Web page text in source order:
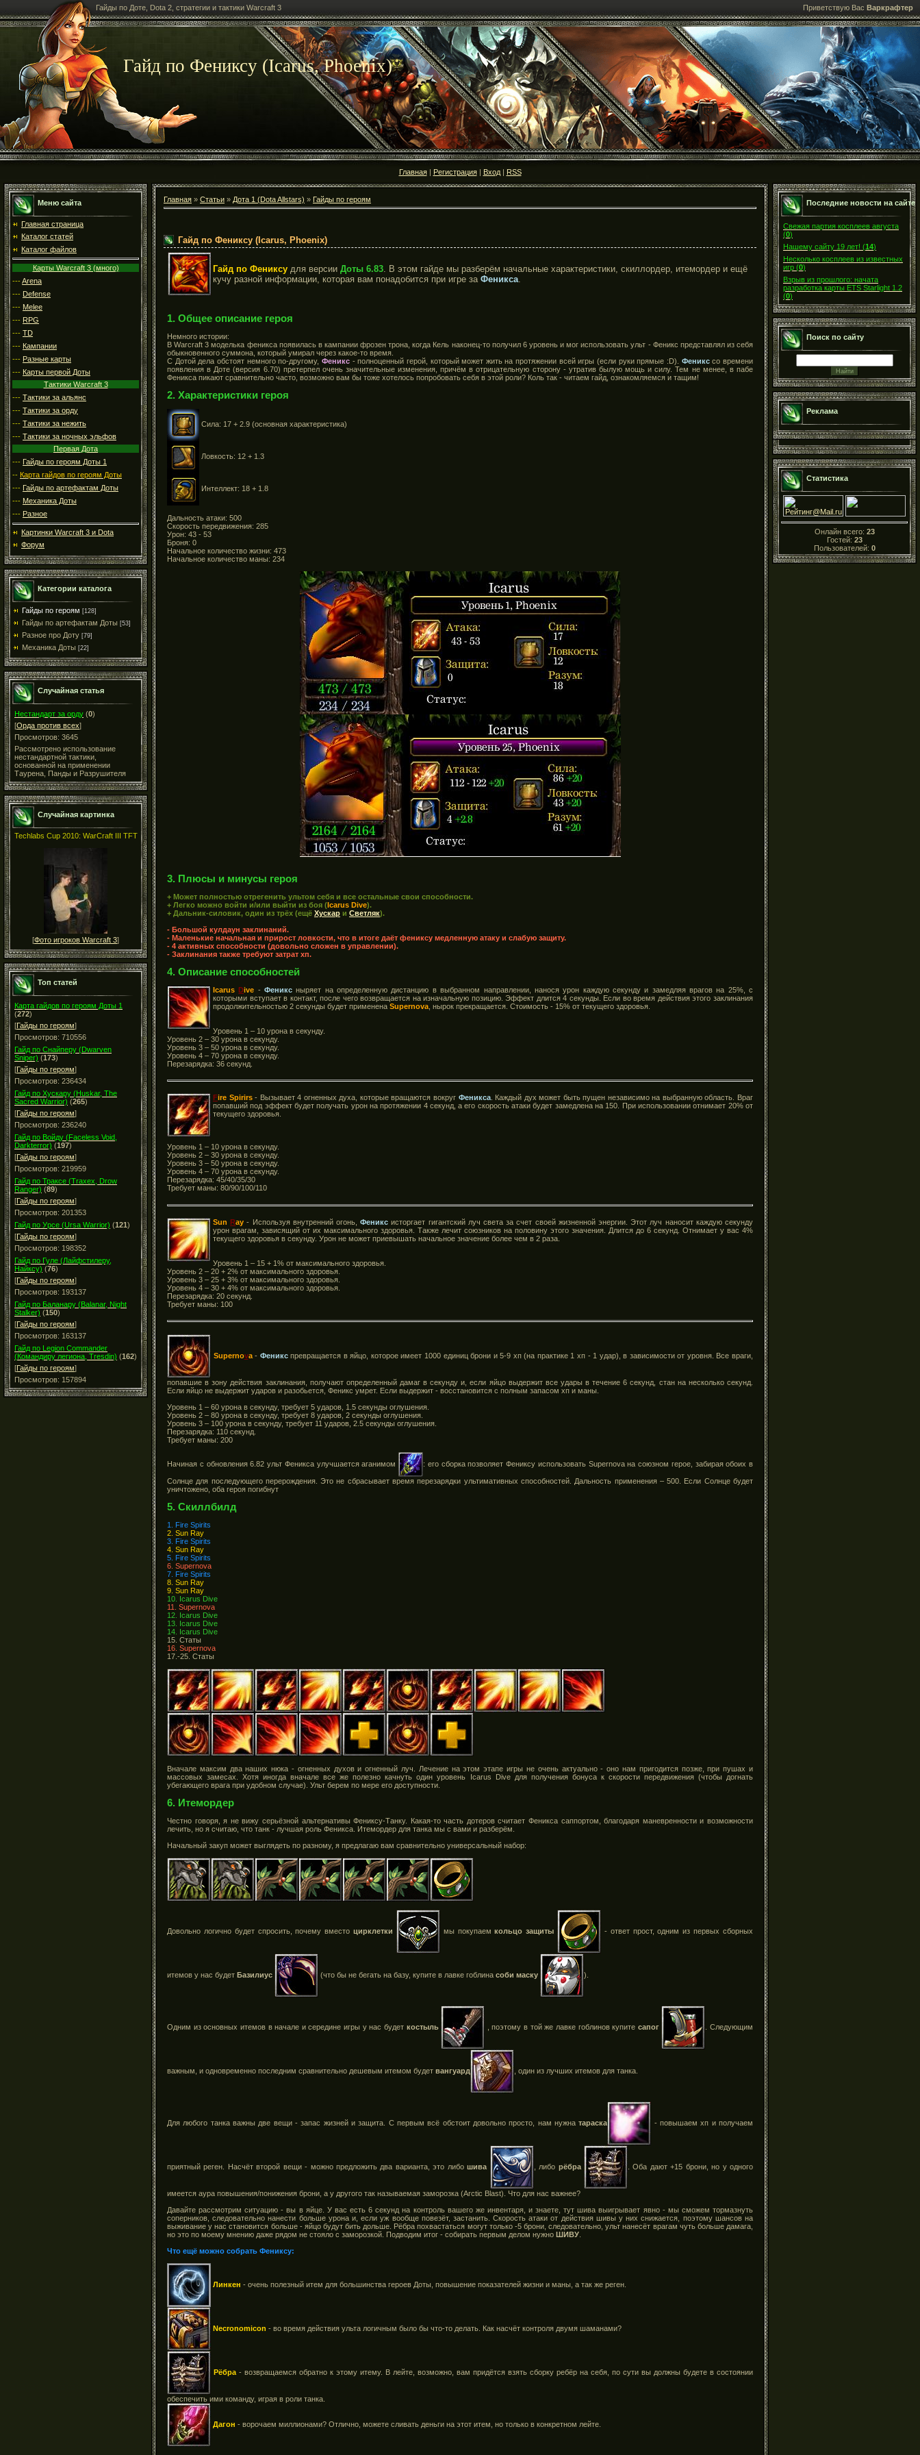
Гайды по Доте, Dota 2, стратегии и тактики Warcraft 3 Приветствую Вас Варкрафтер
Гайд по Фениксу (Icarus, Phoenix)
Главная| Регистрация| Вход| RSS
Меню сайта
Главная страница
Каталог статей
Каталог файлов
Карты Warcraft 3 (много)
---Arena
--- Defense
--- Melee
--- RPG
--- TD
--- Кампании
--- Разные карты
--- Карты первой Доты
Тактики Warcraft 3
--- Тактики за альянс
--- Тактики за орду
--- Тактики за нежить
--- Тактики за ночных эльфов
Первая Дота
--- Гайды по героям Доты 1
-- Карта гайдов по героям Доты
--- Гайды по артефактам Доты
--- Механика Доты
--- Разное
Картинки Warcraft 3 и Dota
Форум
Категории каталога
Гайды по героям [128]
Гайды по артефактам Доты [53]
Разное про Доту [79]
Механика Доты [22]
Случайная статья
Нестандарт за орду (0)
[Орда против всех]
Просмотров: 3645
Рассмотрено использование
нестандартной тактики,
основанной на применении
Таурена, Панды и Разрушителя
Случайная картинка
Techlabs Cup 2010: WarCraft III TFT
[Фото игроков Warcraft 3]
Топ статей
Карта гайдов по героям Доты 1
(272)
[Гайды по героям]
Просмотров: 710556
Гайд по Снайперу (Dwarven
Sniper) (173)
[Гайды по героям]
Просмотров: 236434
Гайд по Хускару (Huskar, The
Sacred Warrior) (265)
[Гайды по героям]
Просмотров: 236240
Гайд по Войду (Faceless Void,
Darkterror) (197)
[Гайды по героям]
Просмотров: 219959
Гайд по Траксе (Traxex, Drow
Ranger) (89)
[Гайды по героям]
Просмотров: 201353
Гайд по Урсе (Ursa Warrior) (121)
[Гайды по героям]
Просмотров: 198352
Гайд по Гуле (Лайфстилеру,
Найксу) (76)
[Гайды по героям]
Просмотров: 193137
Гайд по Баланару (Balanar, Night
Stalker) (150)
[Гайды по героям]
Просмотров: 163137
Гайд по Legion Commander
(Командиру легиона, Tresdin) (162)
[Гайды по героям]
Просмотров: 157894
Главная » Статьи » Дота 1 (Dota Allstars) » Гайды по героям
Гайд по Фениксу (Icarus, Phoenix)
Гайд по Фениксу для версии Доты 6.83 . В этом гайде мы разберём начальные характеристики, скиллордер, итемордер и ещё
кучу разной информации, которая вам понадобится при игре за Феникса
1. Общее описание героя
Немного истории:
В Warcraft 3 моделька феникса появилась в кампании фрозен трона, когда Кель наконец-то получил 6 уровень и мог использовать ульт - Феникс представлял из себя
обыкновенного суммона, который умирал через какое-то время.
С Дотой дела обстоят немного по-другому, Феникс- полноценный герой, который может жить на протяжении всей игры (если руки прямые :D). Феникссо времени
появления в Доте (версия 6.70) претерпел очень значительные изменения, причём в отрицательную сторону - утратив былую мощь и силу. Тем не менее, в пабе
Феникса пикают сравнительно часто, возможно вам бы тоже хотелось попробовать себя в этой роли? Коль так - читаем гайд, ознакомляемся и тащим!
2. Характеристики героя
Сила: 17 + 2.9 (основная характеристика)
Ловкость: 12 + 1.3
Интеллект: 18 + 1.8
Дальность атаки: 500
Скорость передвижения: 285
Урон: 43 - 53
Броня: 0
Начальное количество жизни: 473
Начальное количество маны: 234
3. Плюсы и минусы героя
+ Может полностью отрегенить ультом себя и все остальные свои способности.
+ Легко можно войти и/или выйти из боя (Icarus Dive).
+ Дальник-силовик, один из трёх (ещё Хускар и Светляк).
- Большой кулдаун заклинаний.
- Маленькие начальная и прирост ловкости, что в итоге даёт фениксу медленную атаку и слабую защиту.
- 4 активных способности (довольно сложен в управлении).
- Заклинания также требуют затрат хп.
4. Описание способностей
IcarusDive -Феникс ныряет на определенную дистанцию в выбранном направлении, нанося урон каждую секунду и замедляя врагов на 25%, с
которыми вступает в контакт, после чего возвращается на изначальную позицию. Эффект длится 4 секунды. Если во время действия этого заклинания
продолжительностью 2 секунды будет применена Supernova , нырок прекращается. Стоимость - 15% от текущего здоровья.
Уровень 1 – 10 урона в секунду.
Уровень 2 – 30 урона в секунду.
Уровень 3 – 50 урона в секунду.
Уровень 4 – 70 урона в секунду.
Перезарядка: 36 секунд.
Fire Spirirs- Вызывает 4 огненных духа, которые вращаются вокруг Феникса. Каждый дух может быть пущен независимо на выбранную область. Враг
попавший под эффект будет получать урон на протяжении 4 секунд, а его скорость атаки будет замедлена на 150. При использовании отнимает 20% от
текущего здоровья.
Уровень 1 – 10 урона в секунду.
Уровень 2 – 30 урона в секунду.
Уровень 3 – 50 урона в секунду.
Уровень 4 – 70 урона в секунду.
Перезарядка: 45/40/35/30
Требует маны: 80/90/100/110
SunRay - Используя внутренний огонь,Феникс исторгает гигантский луч света за счет своей жизненной энергии. Этот луч наносит каждую секунду
урон врагам, зависящий от их максимального здоровья. Также лечит союзников на половину этого значения. Длится до 6 секунд. Отнимает у вас 4%
текущего здоровья в секунду. Урон не может приевышать начальное значение более чем в 2 раза.
Уровень 1 – 15 + 1% от максимального здоровья.
Уровень 2 – 20 + 2% от максимального здоровья.
Уровень 3 – 25 + 3% от максимального здоровья.
Уровень 4 – 30 + 4% от максимального здоровья.
Перезарядка: 20 секунд.
Требует маны: 100
Supernova- Феникспревращается в яйцо, которое имеет 1000 единиц брони и 5-9 хп (на практике 1 хп - 1 удар), в зависимости от уровня. Все враги,
попавшие в зону действия заклинания, получают определенный дамаг в секунду и, если яйцо выдержит все удары в течение 6 секунд, стан на несколько секунд.
Если яйцо не выдержит ударов и разобьется, Феникс умрет. Если выдержит - восстановится с полным запасом хп и маны.
Уровень 1 – 60 урона в секунду, требует 5 ударов, 1.5 секунды оглушения.
Уровень 2 – 80 урона в секунду, требует 8 ударов, 2 секунды оглушения.
Уровень 3 – 100 урона в секунду, требует 11 ударов, 2.5 секунды оглушения.
Перезарядка: 110 секунд.
Требует маны: 200
Начиная с обновления 6.82 ульт Феникса улучшается аганимом : его сборка позволяет Фениксу использовать Supernovaна союзном герое, забирая обоих в
Солнце для последующего перерождения. Это не сбрасывает время перезарядки ультимативных способностей. Дальность применения – 500. Если Солнце будет
уничтожено, оба героя погибнут
5. Скиллбилд
1. Fire Spirits
2. Sun Ray
3. Fire Spirits
4. Sun Ray
5. Fire Spirits
6. Supernova
7. Fire Spirits
8. Sun Ray
9. Sun Ray
10. Icarus Dive
11. Supernova
12. Icarus Dive
13. Icarus Dive
14. Icarus Dive
15. Статы
16. Supernova
17.-25. Статы
Вначале максим два наших нюка - огненных духов и огненный луч. Лечение на этом этапе игры не очень актуально - оно нам пригодится позже, при пушах и
массовых замесах. Хотя иногда вначале все же полезно качнуть один уровень Icarus Dive для получения бонуса к скорости передвижения (чтобы догнать
убегающего врага при удобном случае). Ульт берем по мере его доступности.
6. Итемордер
Честно говоря, я не вижу серьёзной альтернативы Фениксу-Танку. Какая-то часть дотеров считает Феникса саппортом, благодаря маневренности и возможности
лечить, но я считаю, что танк - лучшая роль Феникса. Итемордер для танка мы с вами и разберём.
Начальный закуп может выглядеть по разному, я предлагаю вам сравнительно универсальный набор:
Довольно логично будет спросить, почему вместоцирклетки мы покупаемкольцо защиты - ответ прост, одним из первых сборных
итемов у нас будет Базилиус (что бы не бегать на базу, купите в лавке гоблина соби маску ).
Одним из основных итемов в начале и середине игры у нас будет костыль , поэтому в той же лавке гоблинов купите сапог . Следующим
важным, и одновременно последним сравнительно дешевым итемом будет вангуард , один из лучших итемов для танка.
Для любого танка важны две вещи - запас жизней и защита. С первым всё обстоит довольно просто, нам нужнатараска - повышаем хп и получаем
приятный реген. Насчёт второй вещи - можно предложить два варианта, это либошива , либо рёбра . Оба дают +15 брони, но у одного
имеется аура повышения/понижения брони, а у другого так называемая заморозка (Arctic Blast). Что для нас важнее?
Давайте рассмотрим ситуацию - вы в яйце. У вас есть 6 секунд на контроль вашего же инвентаря, и знаете, тут шива выигрывает явно - мы сможем тормазнуть
соперников, следовательно нанести больше урона и, если уж вообще повезёт, застанить. Скорость атаки от действия шивы у них снижается, поэтому шансов на
выживание у нас становится больше - яйцо будут бить дольше. Рёбра похвастаться могут только -5 брони, следовательно, ульт нанесёт врагам чуть больше дамага,
но это по моему мнению даже рядом не стояло с заморозкой. Подводим итог - собирать первым делом нужно ШИВУ
Что ещё можно собрать Фениксу:
Линкен - очень полезный итем для большинства героев Доты, повышение показателей жизни и маны, а так же реген.
Necronomicon - во время действия ульта логичным было бы что-то делать. Как насчёт контроля двумя шаманами?
Рёбра - возвращаемся обратно к этому итему. В лейте, возможно, вам придётся взять сборку ребёр на себя, по сути вы должны будете в состоянии
обеспечить ими команду, играя в роли танка.
Дагон - ворочаем миллионами? Отлично, можете сливать деньги на этот итем, но только в конкретном лейте.
Последние новости на сайте
Свежая партия косплеев августа
(0)
Нашему сайту 19 лет! (14)
Несколько косплеев из известных
игр (0)
Взрыв из прошлого: начата
разработка карты ETS Starlight 1.2
(0)
Поиск по сайту
Реклама
Статистика
Онлайн всего: 23
Гостей: 23
Пользователей: 0